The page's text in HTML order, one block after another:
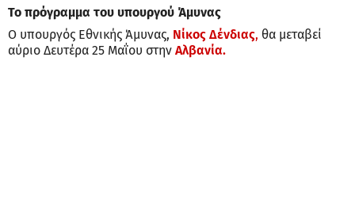
Το πρόγραμμα του υπουργού Άμυνας
Ο υπουργός Εθνικής Άμυνας, Νίκος Δένδιας, θα μεταβεί
αύριο Δευτέρα 25 Μαΐου στην Αλβανία.